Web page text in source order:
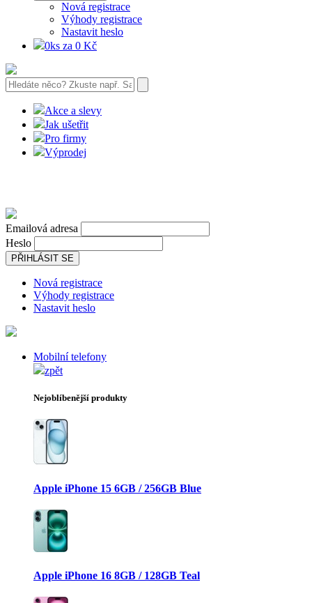
Nová registrace
Výhody registrace
Nastavit heslo
0ks za 0 Kč
Akce a slevy
Jak ušetřit
Pro firmy
Výprodej
Emailová adresa
Heslo
PŘIHLÁSIT SE
Nová registrace
Výhody registrace
Nastavit heslo
Mobilní telefony
zpět
Nejoblíbenější produkty
Apple iPhone 15 6GB / 256GB Blue
Apple iPhone 16 8GB / 128GB Teal